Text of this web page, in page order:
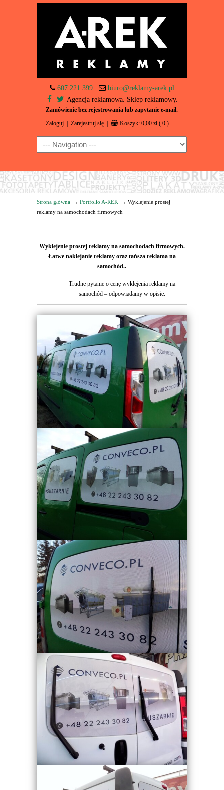
607 221 399
biuro@reklamy-arek.pl
Agencja reklamowa. Sklep reklamowy.
Zamówienie bez rejestrowania lub zapytanie e-mail.
Zaloguj Zarejestruj się Koszyk: 0,00 zł ( 0 )
Navigation
Strona główna → Portfolio A-REK → Wyklejenie prostej
reklamy na samochodach firmowych
Wyklejenie prostej reklamy na samochodach firmowych.
Łatwe naklejanie reklamy oraz tańsza reklama na
samochód..
Trudne pytanie o cenę wyklejenia reklamy na
samochód – odpowiadamy w opisie.